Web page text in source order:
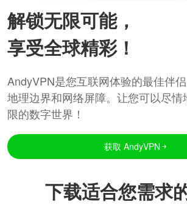
解锁无限可能，
享受全球精彩！
AndyVPN是您互联网体验的最佳伴
地理边界和网络屏障。让您可以尽情
限的数字世界！
获取 AndyVPN
下载适合您需求